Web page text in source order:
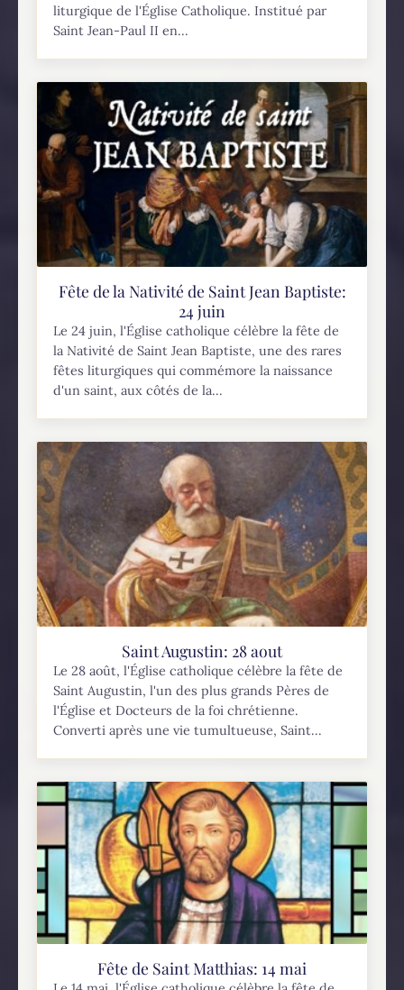
liturgique de l'Église Catholique. Institué par
Saint Jean-Paul II en...
Fête de la Nativité de Saint Jean Baptiste:
24 juin
Le 24 juin, l'Église catholique célèbre la fête de
la Nativité de Saint Jean Baptiste, une des rares
fêtes liturgiques qui commémore la naissance
d'un saint, aux côtés de la...
Saint Augustin: 28 aout
Le 28 août, l'Église catholique célèbre la fête de
Saint Augustin, l'un des plus grands Pères de
l'Église et Docteurs de la foi chrétienne.
Converti après une vie tumultueuse, Saint...
Fête de Saint Matthias: 14 mai